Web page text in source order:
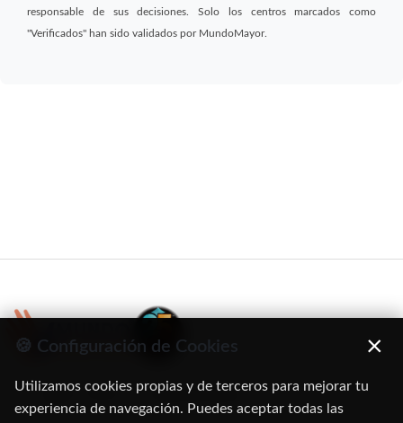
responsable de sus decisiones. Solo los centros marcados como
"Verificados" han sido validados por MundoMayor.
C/ Oruro, 11. 28016 Madrid
🍪 Configuración de Cookies ×
Utilizamos cookies propias y de terceros para mejorar tu
experiencia de navegación. Puedes aceptar todas las